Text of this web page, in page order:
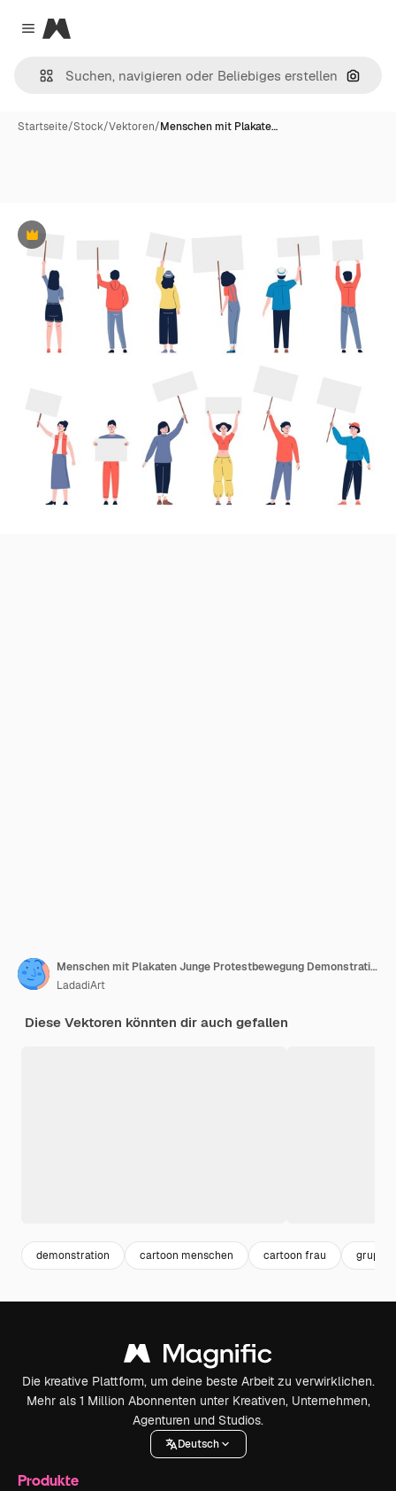
Close menu
Magnific
Nach
Startseite/Stock/Vektoren/Menschen mit Plakate…
Premium
Menschen mit Plakaten Junge Protestbewegung Demonstration flacher Charaktere Porträt Wahlkampf-Fangruppe oder Demonstration aktueller Vektorsätze
LadadiArt
Diese Vektoren könnten dir auch gefallen
demonstration cartoon menschen cartoon frau gruppe
Die kreative Plattform, um deine beste Arbeit zu verwirklichen.
Mehr als 1 Million Abonnenten unter Kreativen, Unternehmen,
Agenturen und Studios.
Deutsch
Produkte